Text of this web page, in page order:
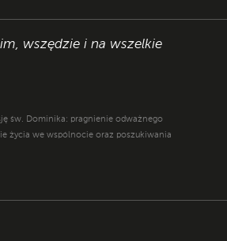
wszędzie i na wszelkie
św. Dominika: pragnienie odważnego
życia we wspólnocie oraz poszukiwania